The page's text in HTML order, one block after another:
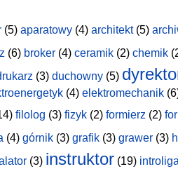
(5) aparatowy (4) architekt(5)
(6) broker (4) ceramik (2) chemik
(3) duchowny (5)
(4) elektromechanik
filolog (3) fizyk (2) formierz (2)
(4) górnik (3) grafik (3) grawer (3)
(3) instruktor (19)